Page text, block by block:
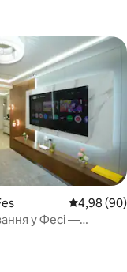
Середня
4,98 (90)
у Фесі —